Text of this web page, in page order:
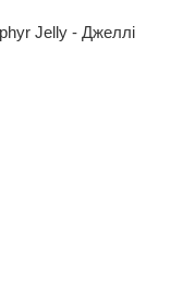
Jelly - Джеллі